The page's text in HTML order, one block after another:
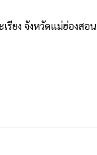
รียง จังหวัดแม่ฮ่องสอน